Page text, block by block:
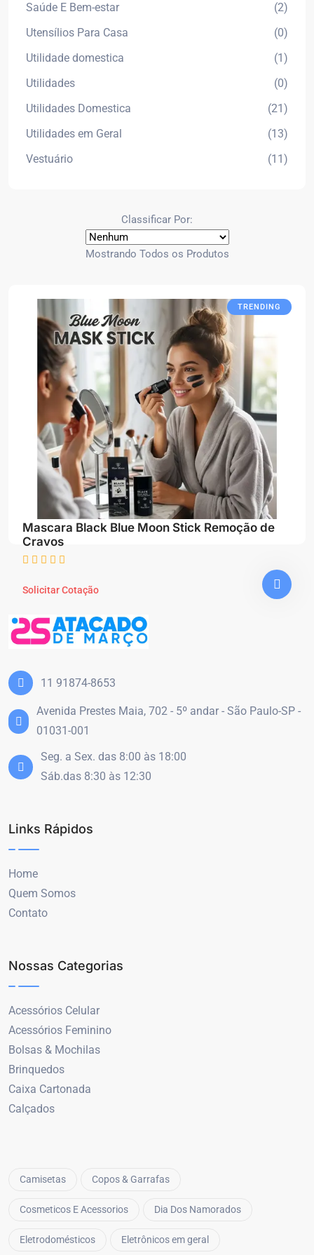
Saúde E Bem-estar
(2)
Utensílios Para Casa
(0)
Utilidade domestica
(1)
Utilidades
(0)
Utilidades Domestica
(21)
Utilidades em Geral
(13)
Vestuário
(11)
Classificar Por:
Mostrando Todos os Produtos
TRENDING
Mascara Black Blue Moon Stick Remoção de
Cravos
Solicitar Cotação
11 91874-8653
Avenida Prestes Maia, 702 - 5º andar - São Paulo-SP -
01031-001
Seg. a Sex. das 8:00 às 18:00
Sáb.das 8:30 às 12:30
Links Rápidos
Home
Quem Somos
Contato
Nossas Categorias
Acessórios Celular
Acessórios Feminino
Bolsas & Mochilas
Brinquedos
Caixa Cartonada
Calçados
Camisetas Copos & Garrafas
Cosmeticos E Acessorios Dia Dos Namorados
Eletrodomésticos Eletrônicos em geral